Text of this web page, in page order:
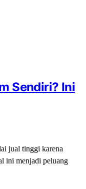
Sendiri? Ini
jual tinggi karena
ini menjadi peluang